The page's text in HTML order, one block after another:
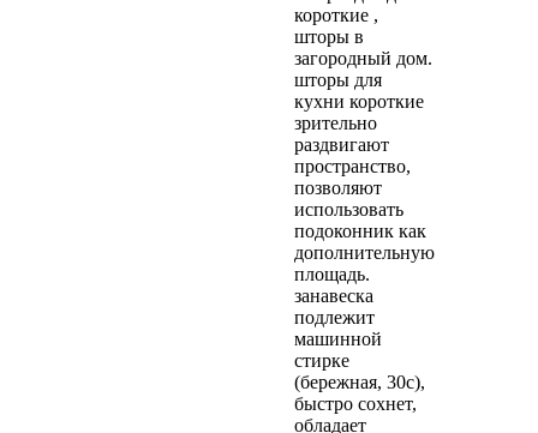
короткие ,
шторы в
загородный дом.
шторы для
кухни короткие
зрительно
раздвигают
пространство,
позволяют
использовать
подоконник как
дополнительную
площадь.
занавеска
подлежит
машинной
стирке
(бережная, 30с),
быстро сохнет,
обладает